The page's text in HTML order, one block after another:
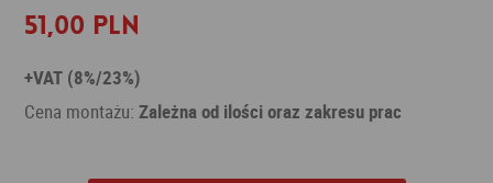
51,00 PLN
+VAT (8%/23%)
Cena montażu:Zależna od ilości oraz zakresu prac